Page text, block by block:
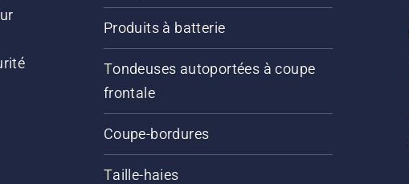
Produits à batterie
Tondeuses autoportées à coupe
frontale
Coupe-bordures
Taille-haies